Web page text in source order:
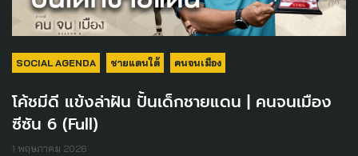
SOCIAL AGENDA ชายแดนใต้ คนจนเมือง
โค้ชมีดี แข้งล่าฝัน ปั้นเด็กชายแดน | คนจนเมือง
ซีซัน 6 (Full)
1 พฤษภาคม 2026